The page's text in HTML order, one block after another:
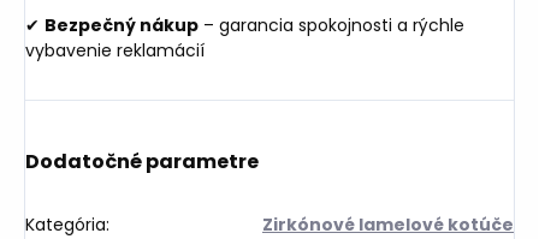
✔ Bezpečný nákup – garancia spokojnosti a rýchle
vybavenie reklamácií
Dodatočné parametre
Kategória: Zirkónové lamelové kotúče